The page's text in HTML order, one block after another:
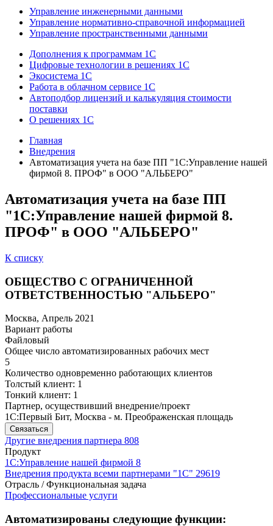
Управление инженерными данными
Управление нормативно-справочной информацией
Управление пространственными данными
Дополнения к программам 1С
Цифровые технологии в решениях 1С
Экосистема 1С
Работа в облачном сервисе 1С
Автоподбор лицензий и калькуляция стоимости
поставки
О решениях 1С
Главная
Внедрения
Автоматизация учета на базе ПП "1С:Управление нашей
фирмой 8. ПРОФ" в ООО "АЛЬБЕРО"
Автоматизация учета на базе ПП
"1С:Управление нашей фирмой 8.
ПРОФ" в ООО "АЛЬБЕРО"
К списку
ОБЩЕСТВО С ОГРАНИЧЕННОЙ
ОТВЕТСТВЕННОСТЬЮ "АЛЬБЕРО"
Москва, Апрель 2021
Вариант работы
Файловый
Общее число автоматизированных рабочих мест
5
Количество одновременно работающих клиентов
Толстый клиент: 1
Тонкий клиент: 1
Партнер, осуществивший внедрение/проект
1С:Первый Бит, Москва - м. Преображенская площадь
Связаться
Другие внедрения партнера 808
Продукт
1С:Управление нашей фирмой 8
Внедрения продукта всеми партнерами "1С" 29619
Отрасль / Функциональная задача
Профессиональные услуги
Автоматизированы следующие функции: